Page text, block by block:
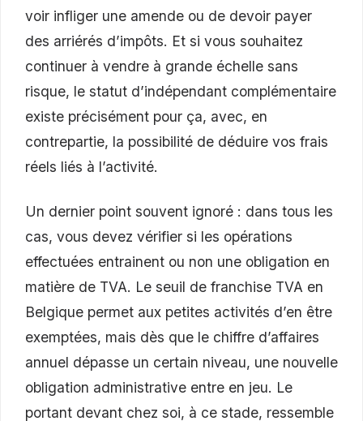
voir infliger une amende ou de devoir payer
des arriérés d’impôts. Et si vous souhaitez
continuer à vendre à grande échelle sans
risque, le statut d’indépendant complémentaire
existe précisément pour ça, avec, en
contrepartie, la possibilité de déduire vos frais
réels liés à l’activité.
Un dernier point souvent ignoré : dans tous les
cas, vous devez vérifier si les opérations
effectuées entrainent ou non une obligation en
matière de TVA. Le seuil de franchise TVA en
Belgique permet aux petites activités d’en être
exemptées, mais dès que le chiffre d’affaires
annuel dépasse un certain niveau, une nouvelle
obligation administrative entre en jeu. Le
portant devant chez soi, à ce stade, ressemble